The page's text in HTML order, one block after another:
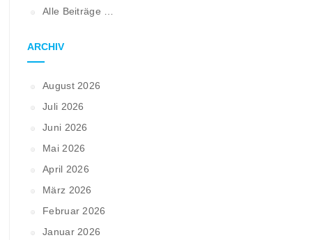
Alle Beiträge …
ARCHIV
August 2026
Juli 2026
Juni 2026
Mai 2026
April 2026
März 2026
Februar 2026
Januar 2026